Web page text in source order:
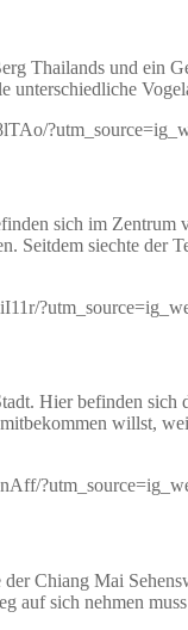
Thailands und ein
unterschiedliche
sich im
Seitdem siechte
Hier befinden
willst,
Chiang Mai
auf sich nehmen